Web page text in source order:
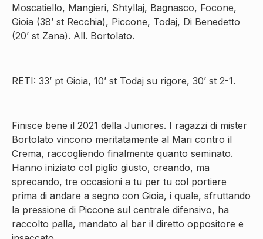
Moscatiello, Mangieri, Shtyllaj, Bagnasco, Focone,
Gioia (38’ st Recchia), Piccone, Todaj, Di Benedetto
(20’ st Zana). All. Bortolato.
RETI: 33’ pt Gioia, 10’ st Todaj su rigore, 30’ st 2-1.
Finisce bene il 2021 della Juniores. I ragazzi di mister
Bortolato vincono meritatamente al Mari contro il
Crema, raccogliendo finalmente quanto seminato.
Hanno iniziato col piglio giusto, creando, ma
sprecando, tre occasioni a tu per tu col portiere
prima di andare a segno con Gioia, i quale, sfruttando
la pressione di Piccone sul centrale difensivo, ha
raccolto palla, mandato al bar il diretto oppositore e